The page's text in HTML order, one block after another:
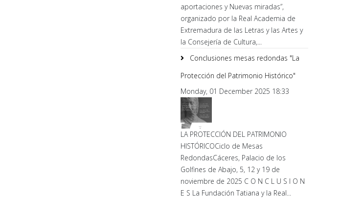
aportaciones y Nuevas miradas”,
organizado por la Real Academia de
Extremadura de las Letras y las Artes y
la Consejería de Cultura,...
Conclusiones mesas redondas "La
Protección del Patrimonio Histórico"
Monday, 01 December 2025 18:33
LA PROTECCIÓN DEL PATRIMONIO
HISTÓRICOCiclo de Mesas
RedondasCáceres, Palacio de los
Golfines de Abajo, 5, 12 y 19 de
noviembre de 2025 C O N C L U S I O N
E S La Fundación Tatiana y la Real...